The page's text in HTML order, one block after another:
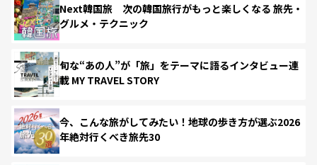
Next韓国旅 次の韓国旅行がもっと楽しくなる 旅先・
グルメ・テクニック
旬な“あの人”が「旅」をテーマに語るインタビュー連
載 MY TRAVEL STORY
今、こんな旅がしてみたい！地球の歩き方が選ぶ2026
年絶対行くべき旅先30